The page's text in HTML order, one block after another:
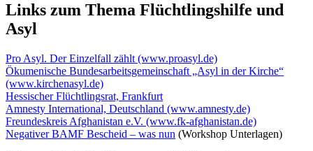
Links zum Thema Flüchtlingshilfe und
Asyl
Pro Asyl. Der Einzelfall zählt (www.proasyl.de)
Ökumenische Bundesarbeitsgemeinschaft „Asyl in der Kirche“
(www.kirchenasyl.de)
Hessischer Flüchtlingsrat, Frankfurt
Amnesty International, Deutschland (www.amnesty.de)
Freundeskreis Afghanistan e.V. (www.fk-afghanistan.de)
Negativer BAMF Bescheid – was nun (Workshop Unterlagen)